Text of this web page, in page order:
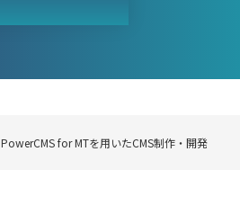
PowerCMS for MTを用いたCMS制作・開発